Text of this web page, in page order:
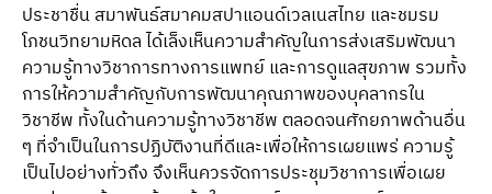
ประชาชื่น สมาพันธ์สมาคมสปาแอนด์เวลเนสไทย และชมรม
โภชนวิทยามหิดล ได้เล็งเห็นความสําคัญในการส่งเสริมพัฒนา
ความรู้ทางวิชาการทางการแพทย์ และการดูแลสุขภาพ รวมทั้ง
การให้ความสําคัญกับการพัฒนาคุณภาพของบุคลากรใน
วิชาชีพ ทั้งในด้านความรู้ทางวิชาชีพ ตลอดจนศักยภาพด้านอื่น
ๆ ที่จําเป็นในการปฏิบัติงานที่ดีและเพื่อให้การเผยแพร่ ความรู้
เป็นไปอย่างทั่วถึง จึงเห็นควรจัดการประชุมวิชาการเพื่อเผย